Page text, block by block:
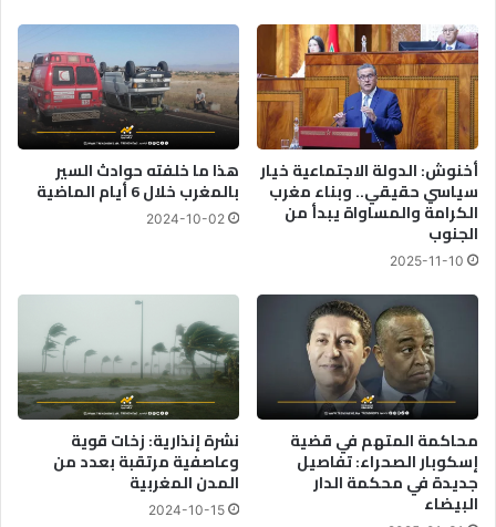
ر
أ
س
ا
ل
ب
ا
ط
ف
ا
ل
د
و
ر
ض
إ
س
ر
ئ
ي
ل
ل
آ
خ
س
س
ط
و
ل
ا
أخنوش: الدولة الاجتماعية خيار
سياسي حقيقي.. وبناء مغرب
الكرامة والمساواة يبدأ من
الجنوب
2025-11-10
هذا ما خلفته حوادث السير
بالمغرب خلال 6 أيام الماضية
2024-10-02
محاكمة المتهم في قضية
إسكوبار الصحراء: تفاصيل
جديدة في محكمة الدار
البيضاء
نشرة إنذارية: زخات قوية
وعاصفية مرتقبة بعدد من
المدن المغربية
2024-10-15